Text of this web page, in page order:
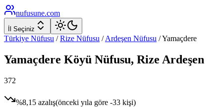
nufusune.com
İl Seçiniz
Türkiye Nüfusu / Rize Nüfusu / Ardeşen Nüfusu /Yamaçdere
Yamaçdere Köyü Nüfusu, Rize Ardeşen
372
%8,15 azalış(önceki yıla göre -33 kişi)